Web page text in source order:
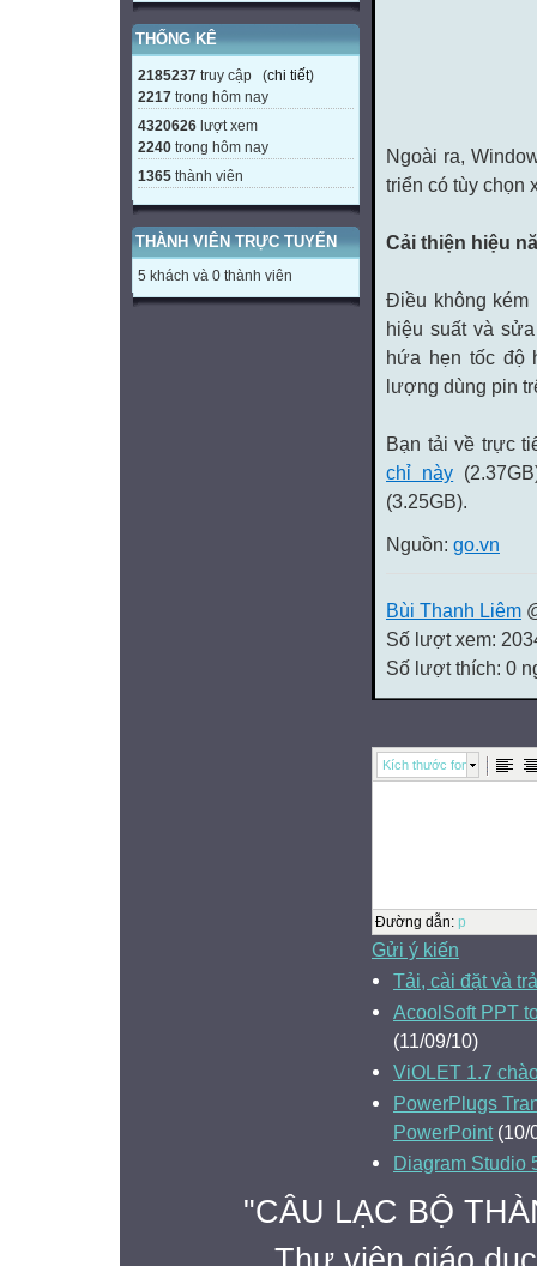
THỐNG KÊ
2185237 truy cập (chi tiết)
2217 trong hôm nay
4320626 lượt xem
2240 trong hôm nay
1365 thành viên
THÀNH VIÊN TRỰC TUYẾN
5 khách và 0 thành viên
Ngoài ra,
triển có tùy chọn
Cải thiện hiệu
Điều không kém
hiệu suất và
hứa hẹn tốc độ
lượng dùng pin
Bạn tải về trực
chỉ này
(3.25GB).
Nguồn: go.vn
Bùi Thanh Liêm
Số lượt xem:
Số lượt thích: 0
Kích thước font
Đường dẫn: p
Gửi ý kiến
Tải, cài đặt và
AcoolSoft PPT
(11/09/10)
ViOLET 1.7
PowerPlugs
PowerPoint(10/
Diagram Studio
"CÂU LẠC BỘ